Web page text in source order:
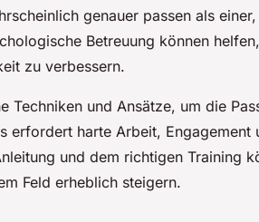
genauer passen als
Betreuung können
zu verbessern.
Techniken und Ansätze, um die
erfordert harte Arbeit, Engagement
und dem richtigen Training
Feld erheblich steigern.